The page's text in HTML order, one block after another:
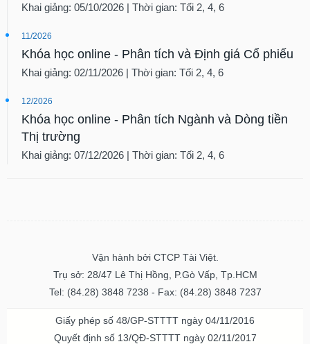
Khai giảng: 05/10/2026 | Thời gian: Tối 2, 4, 6
11/2026
Khóa học online - Phân tích và Định giá Cổ phiếu
Khai giảng: 02/11/2026 | Thời gian: Tối 2, 4, 6
12/2026
Khóa học online - Phân tích Ngành và Dòng tiền
Thị trường
Khai giảng: 07/12/2026 | Thời gian: Tối 2, 4, 6
Vận hành bởi CTCP Tài Việt.
Trụ sở: 28/47 Lê Thị Hồng, P.Gò Vấp, Tp.HCM
Tel: (84.28) 3848 7238 - Fax: (84.28) 3848 7237
Giấy phép số 48/GP-STTTT ngày 04/11/2016
Quyết định số 13/QĐ-STTTT ngày 02/11/2017